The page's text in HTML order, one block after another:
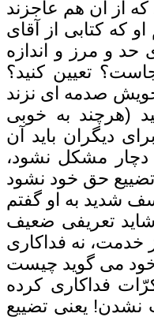
که کتابی از آقای
حد و مرز و اندازه
تعیین کنید؟
(هرچند به خوبی
دیگران باید آن
دچار مشکل نشود،
تعریفی ضعیف
فداکاری کرده
نشدن! یعنی تضییع